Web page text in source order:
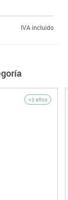
IVA incluido
+3 años